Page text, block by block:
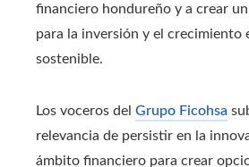
financiero hondureño y a crear
para la inversión y el crecimiento
sostenible.
Los voceros del Grupo Ficohsa
relevancia de persistir en la
ámbito financiero para crear